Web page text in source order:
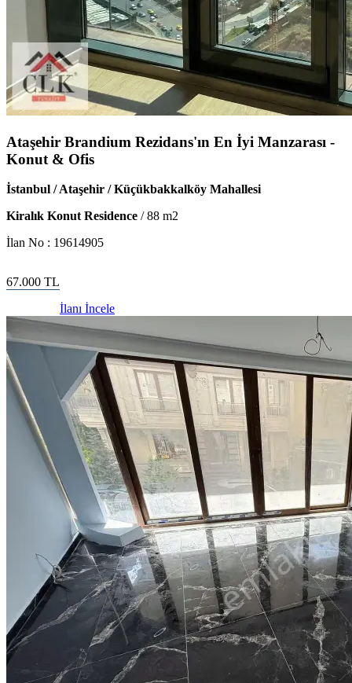
Ataşehir Brandium Rezidans'ın En İyi Manzarası -
Konut & Ofis
İstanbul / Ataşehir / Küçükbakkalköy Mahallesi
Kiralık Konut Residence /88 m2
İlan No : 19614905
67.000 TL
İlanı İncele